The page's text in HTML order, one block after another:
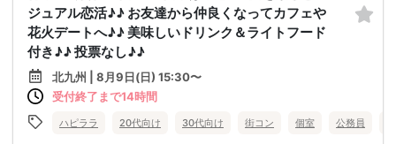
ジュアル恋活♪♪ お友達から仲良くなってカフェや
花火デートへ♪♪ 美味しいドリンク＆ライトフード
付き♪♪ 投票なし♪♪
北九州 | 8月9日(日) 15:30〜
受付終了まで14時間
ハピララ 20代向け 30代向け 街コン 個室 公務員